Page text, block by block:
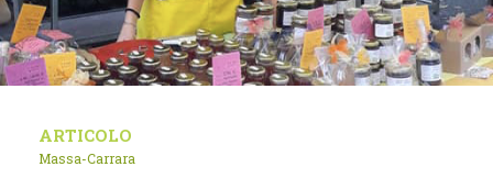
ARTICOLO
Massa-Carrara